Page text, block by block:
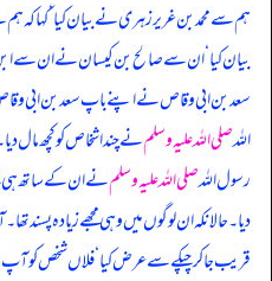
ہم سے محمد بن غریر زہری نے بیان کیا ‘ کہا
بیان کیا ‘ ان سے صالح بن کیسان نے ان سے
سعد بن ابی وقاص نے اپنے باپ سعد بن ابی
اللہصلی اللہ علیہ وسلمنے چند اشخاص کو کچھ مال
رسول اللہصلی اللہ علیہ وسلمنے ان کے ساتھ ہی
دیا۔ حالانکہ ان لوگوں میں وہی مجھے زیادہ پسند
قریب جا کر چپکے سے عرض کیا ‘ فلاں شخص کو آپ